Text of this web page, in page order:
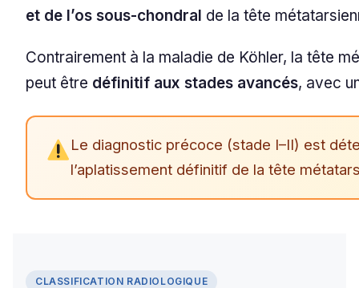
et de l’os sous-chondral de la tête
Contrairement à la maladie de Köhler, la tête
peut être définitif aux stades avancés, avec
Le diagnostic précoce (stade I–II) est
l’aplatissement définitif de la tête
CLASSIFICATION RADIOLOGIQUE